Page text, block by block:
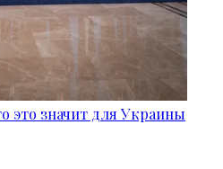
это значит для Украины